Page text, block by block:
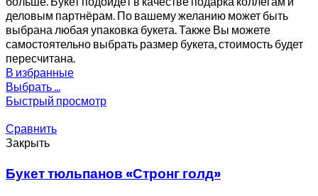
деловым партнёрам. По вашему желанию может быть
выбрана любая упаковка букета. Также Вы можете
самостоятельно выбрать размер букета, стоимость будет
пересчитана.
В избранные
Выбрать ...
Быстрый просмотр
Сравнить
Закрыть
Букет тюльпанов «Стронг голд»